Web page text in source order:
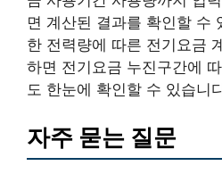
면 계산된 결과를 확인할 수
한 전력량에 따른 전기요금
하면 전기요금 누진구간에
도 한눈에 확인할 수 있습니
자주 묻는 질문